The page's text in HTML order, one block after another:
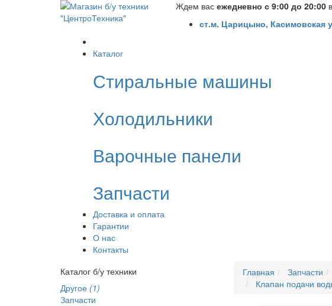
Ждем вас ежедневно с 9:00 до 20:00
ст.м. Царицыно, Касимовская
Каталог
Стиральные машины
Холодильники
Варочные панели
Запчасти
Доставка и оплата
Гарантии
О нас
Контакты
Каталог б/у техники
Другое (1)
Запчасти
Главная Запчасти
Клапан подачи